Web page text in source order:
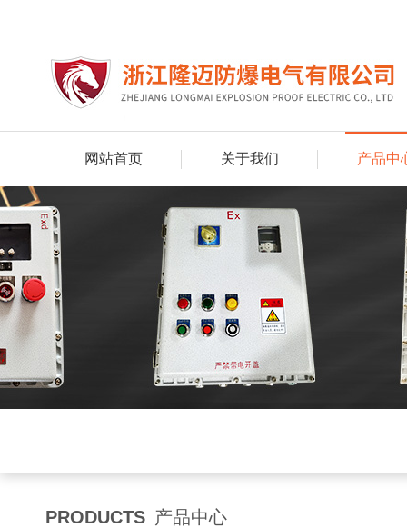
网站首页 关于我们 产品中
PRODUCTS 产品中心